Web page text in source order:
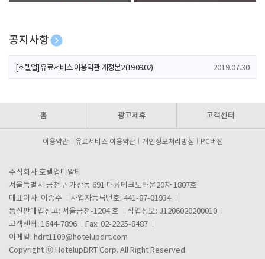
폰 증정
공지사항
[호텔업] 개인정보 처리방침 개정본1 (19.09.02)
[호텔업] 유료서비스 이용약관 개정본2 (19.09.02) 2019.07.30
홈 광고제휴 고객센터
이용약관 유료서비스 이용약관 개인정보처리방침 PC버전
주식회사 호텔업디알티
서울특별시 금천구 가산동 691 대륭테크노타운20차 1807호
대표이사: 이송주
사업자등록번호: 441-87-01934
통신판매업신고: 서울금천-1204 호
직업정보: J1206020200010
고객센터: 1644-7896
Fax: 02-2225-8487
이메일: hdrt1109@hotelupdrt.com
Copyright ⓒ HotelupDRT Corp. All Right Reserved.